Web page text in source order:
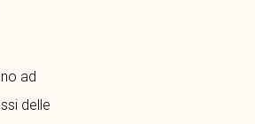
ad
delle